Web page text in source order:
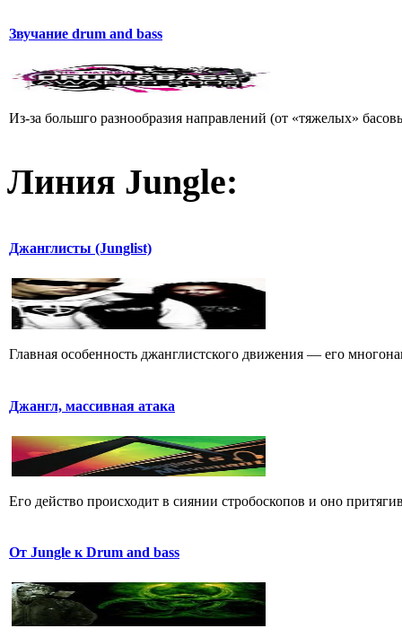
Звучание drum and bass
Из-за большго разнообразия направлений (от «тяжелых»
Линия Jungle:
Джанглисты (Junglist)
Главная особенность джанглистского движения — его
Джангл, массивная атака
Его действо пpоисходит в сиянии стpобоскопов и оно
От Jungle к Drum and bass